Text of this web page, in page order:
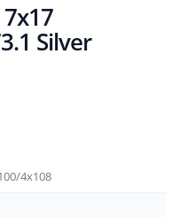
7x17
Silver
4x108